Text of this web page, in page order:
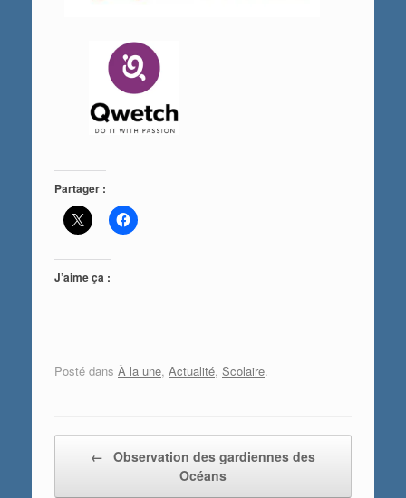
Partager :
J’aime ça :
Posté dans À la une, Actualité, Scolaire.
← Observation des gardiennes des
Océans